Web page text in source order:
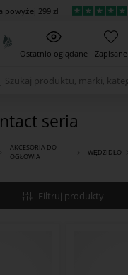
299 zł
Ostatnio oglądane Zapisane
seria
AKCESORIA DO
OGŁOWIA
WĘDZIDŁO
Filtruj produkty